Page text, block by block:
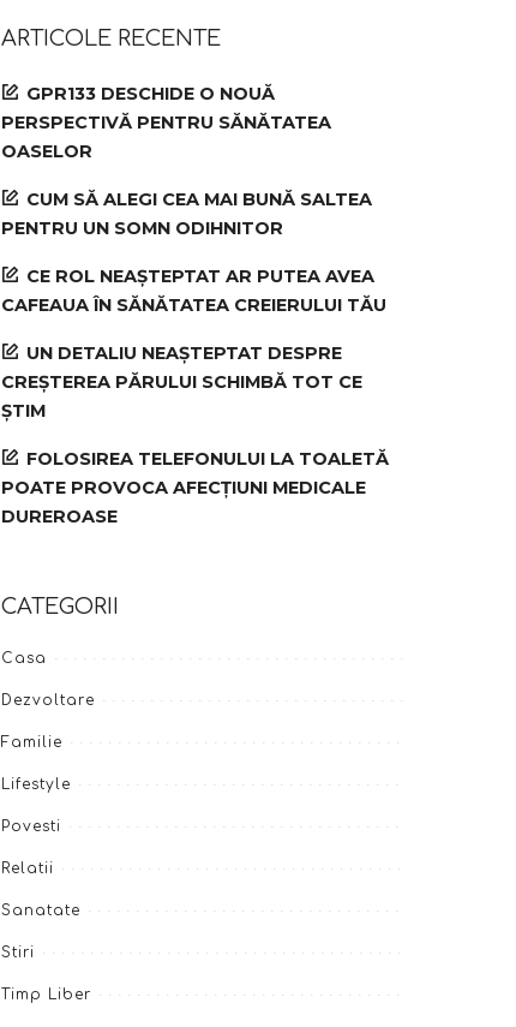
ARTICOLE RECENTE
GPR133 DESCHIDE O NOUĂ
PERSPECTIVĂ PENTRU SĂNĂTATEA
OASELOR
CUM SĂ ALEGI CEA MAI BUNĂ SALTEA
PENTRU UN SOMN ODIHNITOR
CE ROL NEAȘTEPTAT AR PUTEA AVEA
CAFEAUA ÎN SĂNĂTATEA CREIERULUI TĂU
UN DETALIU NEAȘTEPTAT DESPRE
CREȘTEREA PĂRULUI SCHIMBĂ TOT CE
ȘTIM
FOLOSIREA TELEFONULUI LA TOALETĂ
POATE PROVOCA AFECȚIUNI MEDICALE
DUREROASE
CATEGORII
Casa
Dezvoltare
Familie
Lifestyle
Povesti
Relatii
Sanatate
Stiri
Timp Liber